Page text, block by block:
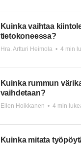
Kuinka vaihtaa
tietokoneessa?
Hra. Artturi Heimola • 4 min
Kuinka rummun
vaihdetaan?
Ellen Hoikkanen • 4 min
Kuinka mitata